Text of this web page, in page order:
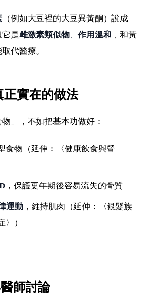
（例如大豆裡的大豆異黃酮）說成
是雌激素類似物、作用溫和 ，和黃
取代醫療。
正實在的做法
」，不如把基本功做好：
食物（延伸：〈健康飲食與營
，保護更年期後容易流失的骨質
運動 ，維持肌肉（延伸：〈銀髮族
〉）
師討論